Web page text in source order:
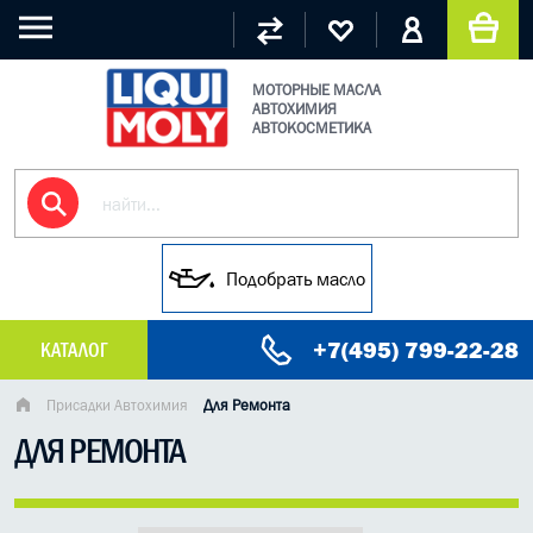
МОТОРНЫЕ МАСЛА
АВТОХИМИЯ
АВТОКОСМЕТИКА
Подобрать масло
КАТАЛОГ +7(495) 799-22-28
МАСЛО МОТОРНОЕ
ГРУЗОВЫЕ МАСЛА
ГИДРАВЛИЧЕСКИЕ МАСЛА
Присадки Автохимия Для Ремонта
ДЛЯ РЕМОНТА